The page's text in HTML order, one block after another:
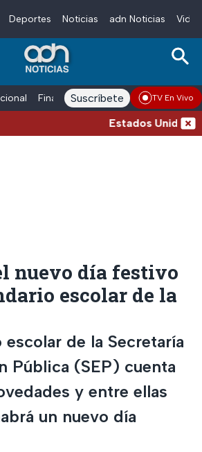
Deportes Noticias adn Noticias
Finanzas adn Noticias Radio
Suscríbete TV En Vivo
Estados Unidos
nuevo día festivo
escolar de la
escolar de la Secretaría
Pública (SEP) cuenta
y entre ellas
un nuevo día